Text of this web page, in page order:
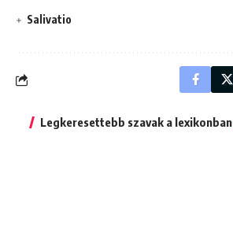
Salivatio
Legkeresettebb szavak a lexikonban